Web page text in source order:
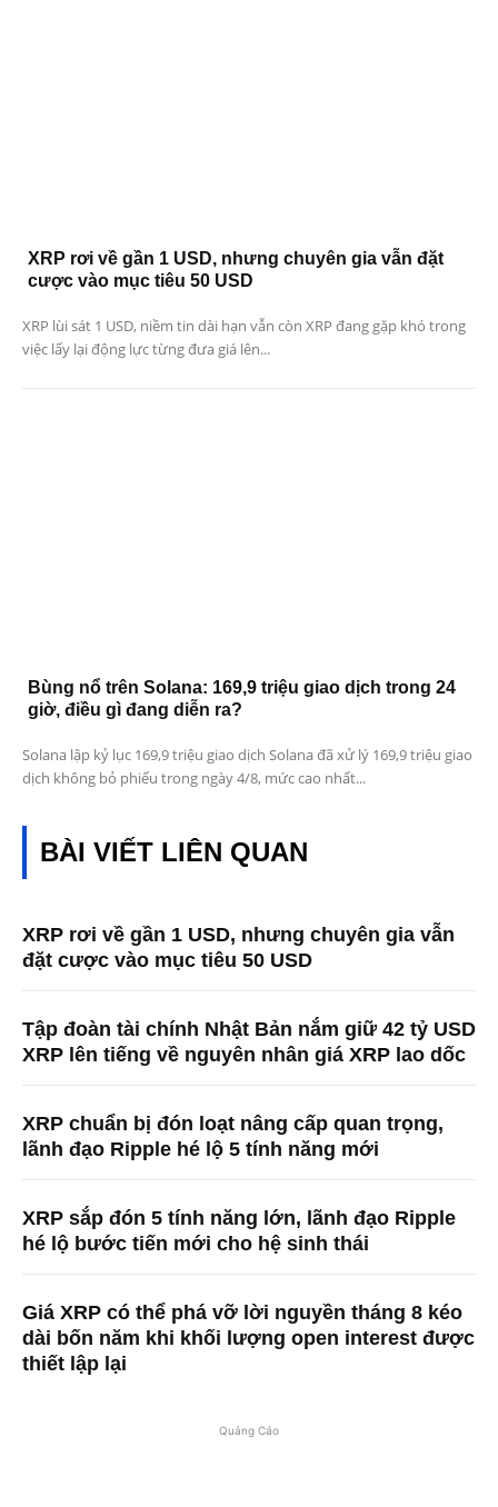
XRP rơi về gần 1 USD, nhưng chuyên gia vẫn đặt
cược vào mục tiêu 50 USD
XRP lùi sát 1 USD, niềm tin dài hạn vẫn còn XRP đang gặp khó trong
việc lấy lại động lực từng đưa giá lên...
Bùng nổ trên Solana: 169,9 triệu giao dịch trong 24
giờ, điều gì đang diễn ra?
Solana lập kỷ lục 169,9 triệu giao dịch Solana đã xử lý 169,9 triệu giao
dịch không bỏ phiếu trong ngày 4/8, mức cao nhất...
BÀI VIẾT LIÊN QUAN
XRP rơi về gần 1 USD, nhưng chuyên gia vẫn
đặt cược vào mục tiêu 50 USD
Tập đoàn tài chính Nhật Bản nắm giữ 42 tỷ USD
XRP lên tiếng về nguyên nhân giá XRP lao dốc
XRP chuẩn bị đón loạt nâng cấp quan trọng,
lãnh đạo Ripple hé lộ 5 tính năng mới
XRP sắp đón 5 tính năng lớn, lãnh đạo Ripple
hé lộ bước tiến mới cho hệ sinh thái
Giá XRP có thể phá vỡ lời nguyền tháng 8 kéo
dài bốn năm khi khối lượng open interest được
thiết lập lại
Quảng Cáo